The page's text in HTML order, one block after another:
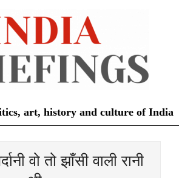
art, history and culture of India
वो तो झाँसी वाली रानी